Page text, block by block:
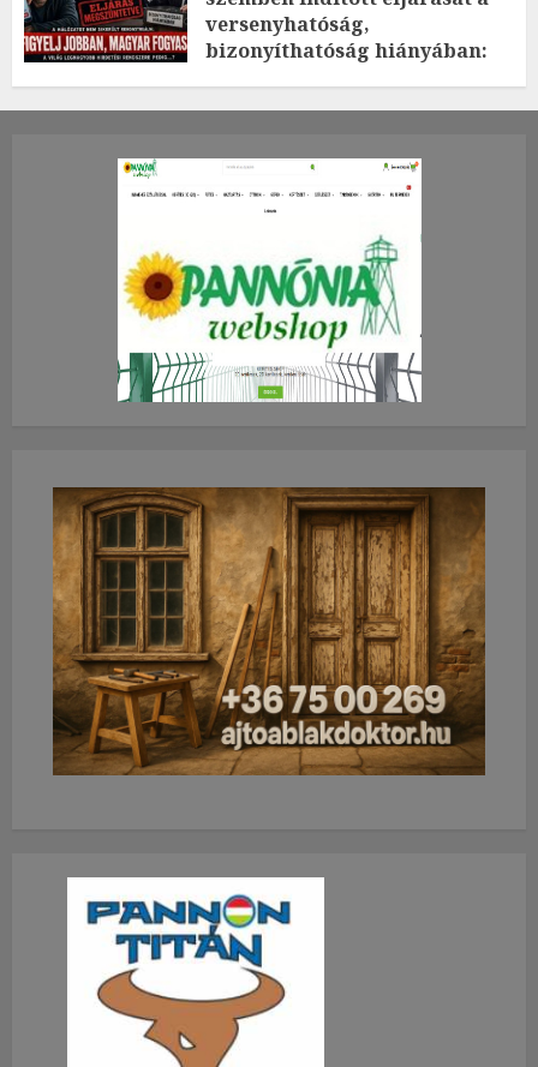
versenyhatóság,
bizonyíthatóság hiányában:
2026.JÚLIUS.23. CSÜTÖRTÖK.
0